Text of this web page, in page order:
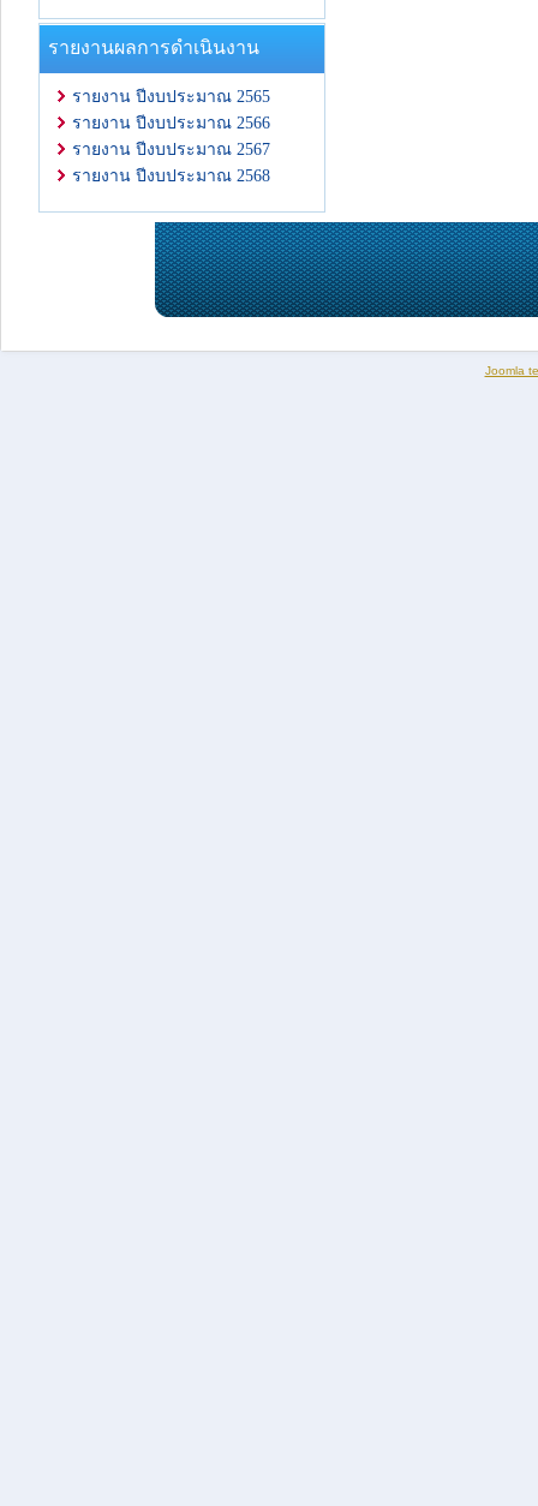
รายงานผลการดำเนินงาน
รายงาน ปีงบประมาณ 2565
รายงาน ปีงบประมาณ 2566
รายงาน ปีงบประมาณ 2567
รายงาน ปีงบประมาณ 2568
Joomla